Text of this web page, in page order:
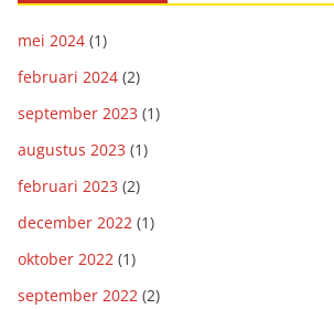
mei 2024 (1)
februari 2024 (2)
september 2023 (1)
augustus 2023 (1)
februari 2023 (2)
december 2022 (1)
oktober 2022 (1)
september 2022 (2)